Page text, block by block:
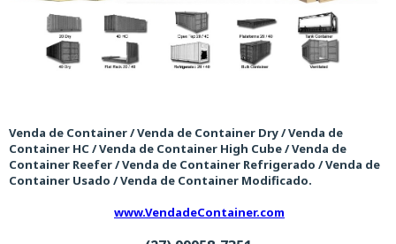
Venda de Container / Venda de Container Dry / Venda de
Container HC / Venda de Container High Cube / Venda de
Container Reefer / Venda de Container Refrigerado / Venda de
Container Usado / Venda de Container Modificado.
www.VendadeContainer.com